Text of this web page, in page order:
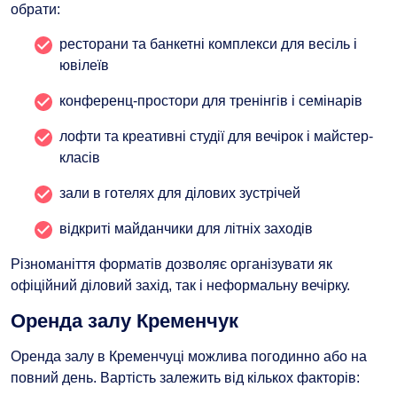
обрати:
ресторани та банкетні комплекси для весіль і
ювілеїв
конференц-простори для тренінгів і семінарів
лофти та креативні студії для вечірок і майстер-
класів
зали в готелях для ділових зустрічей
відкриті майданчики для літніх заходів
Різноманіття форматів дозволяє організувати як
офіційний діловий захід, так і неформальну вечірку.
Оренда залу Кременчук
Оренда залу в Кременчуці можлива погодинно або на
повний день. Вартість залежить від кількох факторів: